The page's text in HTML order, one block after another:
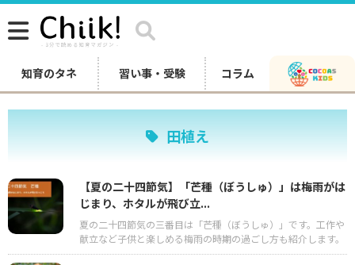
知育のタネ 習い事・受験 コラム
田植え
【夏の二十四節気】「芒種（ぼうしゅ）」は梅雨がは
じまり、ホタルが飛び立...
夏の二十四節気の三番目は「芒種（ぼうしゅ）」です。工作や
献立など子供と楽しめる梅雨の時期の過ごし方も紹介します。